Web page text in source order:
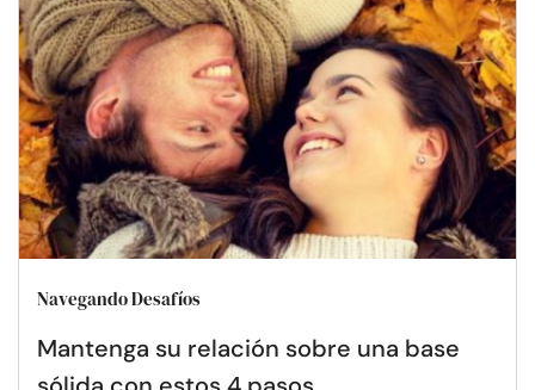
Navegando Desafíos
Mantenga su relación sobre una base